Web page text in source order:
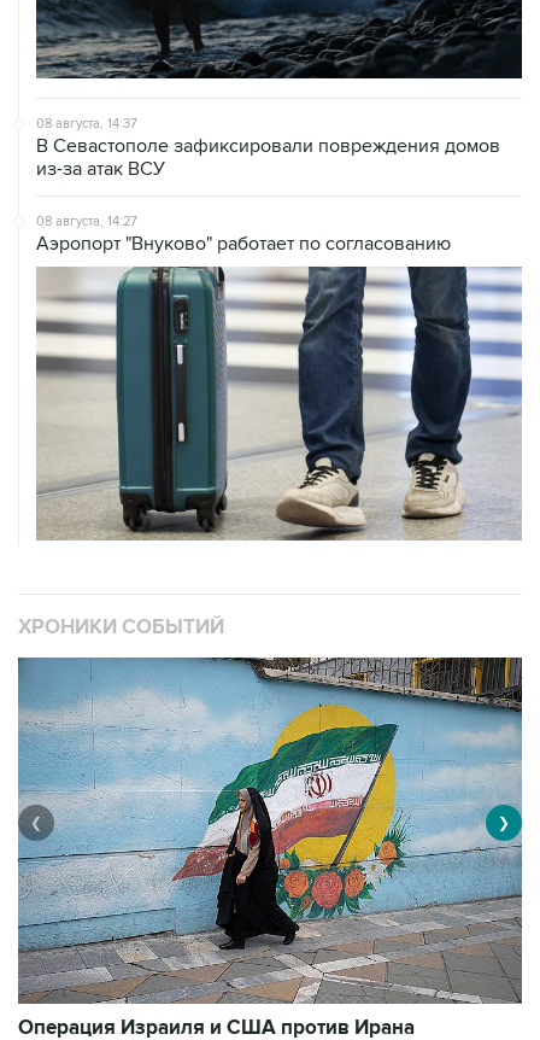
08 августа, 14:37
В Севастополе зафиксировали повреждения домов
из-за атак ВСУ
08 августа, 14:27
Аэропорт "Внуково" работает по согласованию
ХРОНИКИ СОБЫТИЙ
Операция Израиля и США против Ирана
❮ ❯